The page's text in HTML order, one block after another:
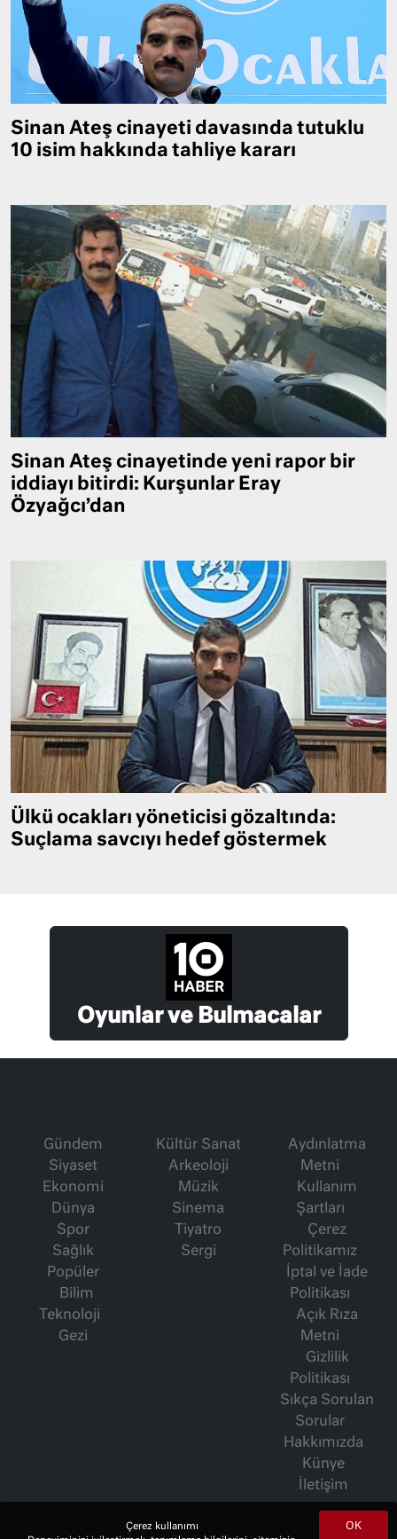
Sinan Ateş cinayeti davasında tutuklu
10 isim hakkında tahliye kararı
Sinan Ateş cinayetinde yeni rapor bir
iddiayı bitirdi: Kurşunlar Eray
Özyağcı’dan
Ülkü ocakları yöneticisi gözaltında:
Suçlama savcıyı hedef göstermek
Oyunlar ve Bulmacalar
Gündem
Siyaset
Ekonomi
Dünya
Spor
Sağlık
Popüler
Bilim
Teknoloji
Gezi
Kültür Sanat
Arkeoloji
Müzik
Sinema
Tiyatro
Sergi
Aydınlatma
Metni
Kullanım
Şartları
Çerez
Politikamız
İptal ve İade
Politikası
Açık Rıza
Metni
Gizlilik
Politikası
Sıkça Sorulan
Sorular
Hakkımızda
Künye
İletişim
OK
Çerez kullanımı